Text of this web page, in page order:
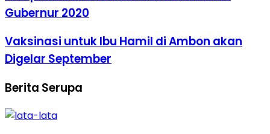
Gubernur 2020
Vaksinasi untuk Ibu Hamil di Ambon akan
Digelar September
Berita Serupa